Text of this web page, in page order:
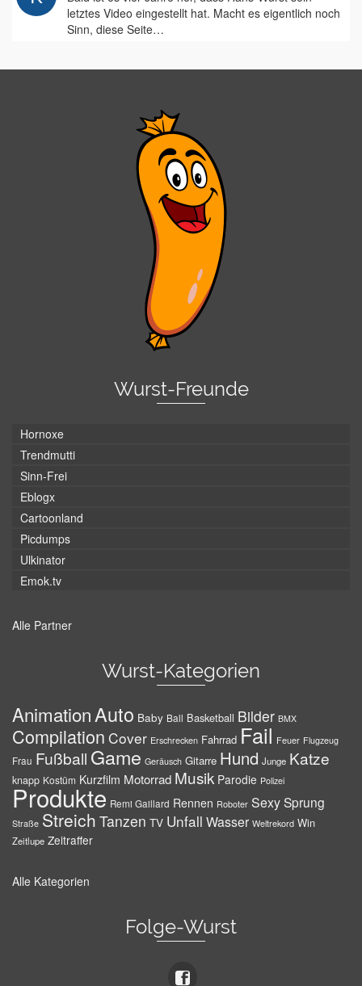
letztes Video eingestellt hat. Macht es eigentlich noch
Sinn, diese Seite…
Wurst-Freunde
Hornoxe
Trendmutti
Sinn-Frei
Eblogx
Cartoonland
Picdumps
Ulkinator
Emok.tv
Alle Partner
Wurst-Kategorien
AnimationAuto Baby Ball Basketball Bilder BMX
Compilation Cover Erschrecken Fahrrad Fail Feuer Flugzeug
Frau Fußball Game Geräusch Gitarre Hund Junge Katze
knapp Kostüm Kurzfilm Motorrad Musik Parodie Polizei
Produkte Remi Gaillard Rennen Roboter SexySprung
Straße Streich Tanzen TV Unfall Wasser Weltrekord Win
Zeitlupe Zeitraffer
Alle Kategorien
Folge-Wurst